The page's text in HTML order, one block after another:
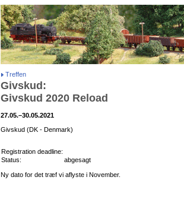
Treffen
Givskud:
Givskud 2020 Reload
27.05.–30.05.2021
Givskud (DK - Denmark)
Registration deadline:
Status:
abgesagt
Ny dato for det træf vi aflyste i November.